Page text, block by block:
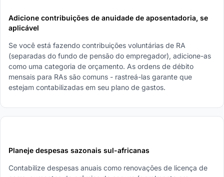
Adicione contribuições de anuidade de aposentadoria, se
aplicável
Se você está fazendo contribuições voluntárias de RA
(separadas do fundo de pensão do empregador), adicione-as
como uma categoria de orçamento. As ordens de débito
mensais para RAs são comuns - rastreá-las garante que
estejam contabilizadas em seu plano de gastos.
Planeje despesas sazonais sul-africanas
Contabilize despesas anuais como renovações de licença de